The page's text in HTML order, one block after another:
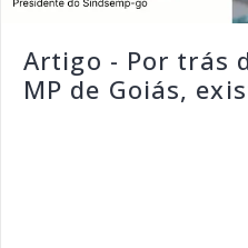
Artigo - Por trás
MP de Goiás,